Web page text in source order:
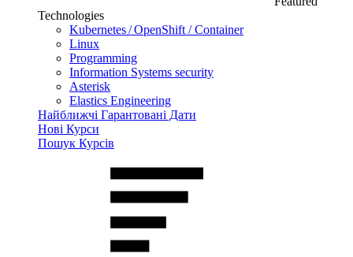
Technologies
Kubernetes / OpenShift / Container
Linux
Programming
Information Systems security
Asterisk
Elastics Engineering
Найближчі Гарантовані Дати
Нові Курси
Пошук Курсів